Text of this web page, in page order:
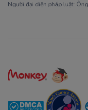
Người đại diện pháp luật: